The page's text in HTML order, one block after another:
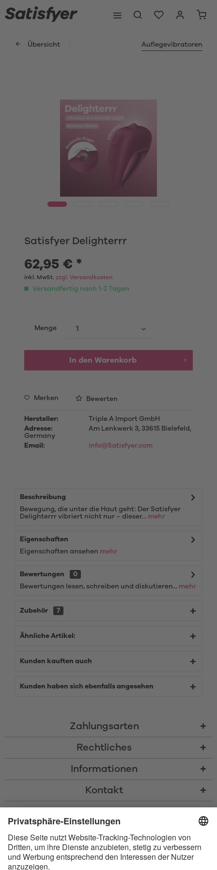
Übersicht Auflegevibratoren
Satisfyer Delighterrr
62,95 € *
inkl. MwSt. zzgl. Versandkosten
Versandfertig nach 1-2 Tagen
Menge
In den Warenkorb
Merken Bewerten
Hersteller:
Triple A Import GmbH
Adresse:
Am Lenkwerk 3, 33615 Bielefeld,
Germany
Email:
info@Satisfyer.com
Beschreibung
Bewegung, die unter die Haut geht: Der Satisfyer
Delighterrr vibriert nicht nur – dieser... mehr
Eigenschaften
Eigenschaften ansehen mehr
Bewertungen
0
Bewertungen lesen, schreiben und diskutieren... mehr
Zubehör 7
Ähnliche Artikel:
Kunden kauften auch
Kunden haben sich ebenfalls angesehen
Zahlungsarten
Rechtliches
Informationen
Kontakt
Nachnahmegebühren, wenn nicht anders beschrieben
und Eigentum der Bluetooth SIG, Inc. Die Nutzung dieser Marken durch
Satisfyer GmbH erfolgt unter Lizenz.